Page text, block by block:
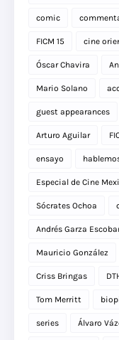
comic
FICM 15 cine
Óscar Chavira
Mario Solano
guest appearances
Arturo Aguilar
ensayo
Especial de Cine
Sócrates Ochoa
Andrés Garza
Mauricio González
Criss Bringas
Tom Merritt
series Álvaro